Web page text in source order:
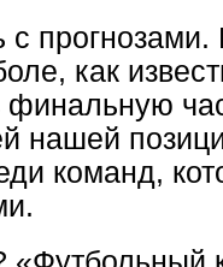
как
нашей
команд,